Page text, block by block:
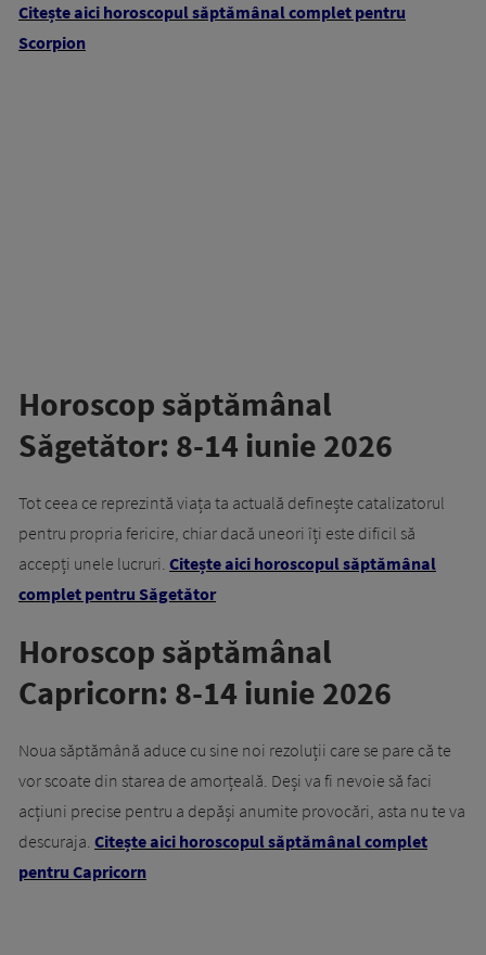
Citește aici horoscopul săptămânal complet pentru
Scorpion
Horoscop săptămânal
Săgetător: 8-14 iunie 2026
Tot ceea ce reprezintă viața ta actuală definește catalizatorul
pentru propria fericire, chiar dacă uneori îți este dificil să
accepți unele lucruri. Citește aici horoscopul săptămânal
complet pentru Săgetător
Horoscop săptămânal
Capricorn: 8-14 iunie 2026
Noua săptămână aduce cu sine noi rezoluții care se pare că te
vor scoate din starea de amorțeală. Deși va fi nevoie să faci
acțiuni precise pentru a depăși anumite provocări, asta nu te va
descuraja. Citește aici horoscopul săptămânal complet
pentru Capricorn